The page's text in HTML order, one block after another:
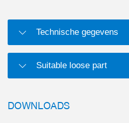
Technische gegevens
Suitable loose part
DOWNLOADS